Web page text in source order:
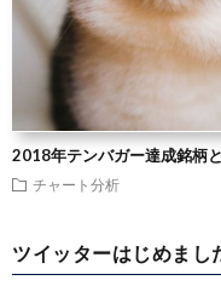
2018年テンバガー達成銘柄
チャート分析
ツイッターはじめまし